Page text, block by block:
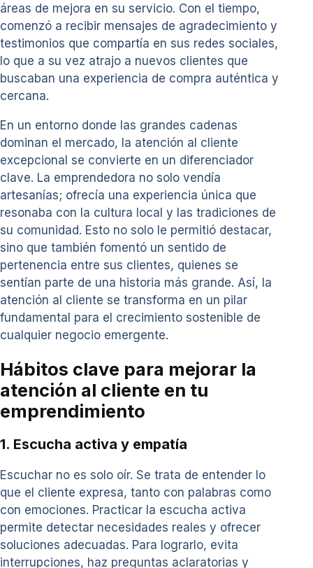
áreas de mejora en su servicio. Con el tiempo,
comenzó a recibir mensajes de agradecimiento y
testimonios que compartía en sus redes sociales,
lo que a su vez atrajo a nuevos clientes que
buscaban una experiencia de compra auténtica y
cercana.
En un entorno donde las grandes cadenas
dominan el mercado, la atención al cliente
excepcional se convierte en un diferenciador
clave. La emprendedora no solo vendía
artesanías; ofrecía una experiencia única que
resonaba con la cultura local y las tradiciones de
su comunidad. Esto no solo le permitió destacar,
sino que también fomentó un sentido de
pertenencia entre sus clientes, quienes se
sentían parte de una historia más grande. Así, la
atención al cliente se transforma en un pilar
fundamental para el crecimiento sostenible de
cualquier negocio emergente.
Hábitos clave para mejorar la
atención al cliente en tu
emprendimiento
1. Escucha activa y empatía
Escuchar no es solo oír. Se trata de entender lo
que el cliente expresa, tanto con palabras como
con emociones. Practicar la escucha activa
permite detectar necesidades reales y ofrecer
soluciones adecuadas. Para lograrlo, evita
interrupciones, haz preguntas aclaratorias y